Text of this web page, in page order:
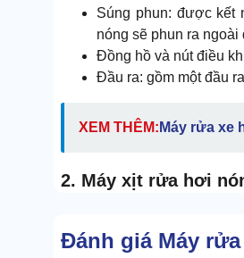
Súng phun: được kết
nóng sẽ phun ra ngoài
Đồng hồ và nút điều
Đầu ra: gồm một đầu
XEM THÊM: Máy rửa xe
2. Máy xịt rửa hơi
ứng dụng vào nhiều công
Đánh giá Máy